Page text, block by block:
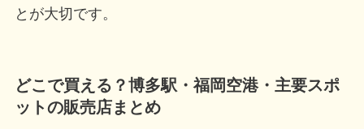
とが大切です。
どこで買える？博多駅・福岡空港・主要スポ
ットの販売店まとめ